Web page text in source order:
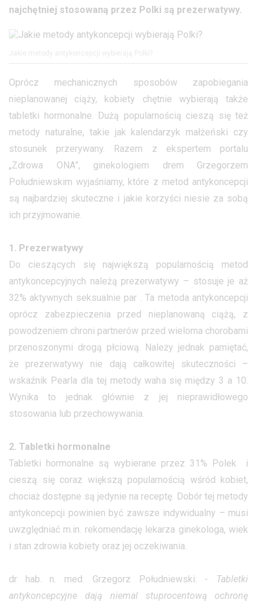
najchętniej stosowaną przez Polki są prezerwatywy.
Oprócz mechanicznych sposobów zapobiegania
nieplanowanej ciąży, kobiety chętnie wybierają także
tabletki hormonalne. Dużą popularnością cieszą się też
metody naturalne, takie jak kalendarzyk małżeński czy
stosunek przerywany. Razem z ekspertem portalu
„Zdrowa ONA”, ginekologiem drem Grzegorzem
Południewskim wyjaśniamy, które z metod antykoncepcji
są najbardziej skuteczne i jakie korzyści niesie za sobą
ich przyjmowanie.
1. Prezerwatywy
Do cieszących się największą popularnością metod
antykoncepcyjnych należą prezerwatywy – stosuje je aż
32% aktywnych seksualnie par . Ta metoda antykoncepcji
oprócz zabezpieczenia przed nieplanowaną ciążą, z
powodzeniem chroni partnerów przed wieloma chorobami
przenoszonymi drogą płciową. Należy jednak pamiętać,
że prezerwatywy nie dają całkowitej skuteczności –
wskaźnik Pearla dla tej metody waha się między 3 a 10.
Wynika to jednak głównie z jej nieprawidłowego
stosowania lub przechowywania.
2. Tabletki hormonalne
Tabletki hormonalne są wybierane przez 31% Polek i
cieszą się coraz większą popularnością wśród kobiet,
chociaż dostępne są jedynie na receptę. Dobór tej metody
antykoncepcji powinien być zawsze indywidualny – musi
uwzględniać m.in. rekomendację lekarza ginekologa, wiek
i stan zdrowia kobiety oraz jej oczekiwania.
dr hab. n. med. Grzegorz Południewski: - Tabletki
antykoncepcyjne dają niemal stuprocentową ochronę